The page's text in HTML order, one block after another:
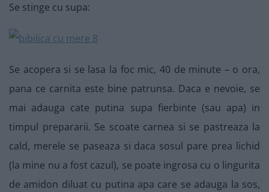
Se stinge cu supa:
Se acopera si se lasa la foc mic, 40 de minute – o ora,
pana ce carnita este bine patrunsa. Daca e nevoie, se
mai adauga cate putina supa fierbinte (sau apa) in
timpul prepararii. Se scoate carnea si se pastreaza la
cald, merele se paseaza si daca sosul pare prea lichid
(la mine nu a fost cazul), se poate ingrosa cu o lingurita
de amidon diluat cu putina apa care se adauga la sos,